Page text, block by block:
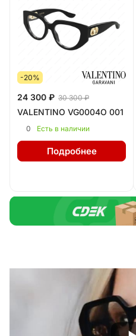
-20%
24 300 ₽ 30 300 ₽
VALENTINO VG0004O 001
0 Есть в наличии
Подробнее